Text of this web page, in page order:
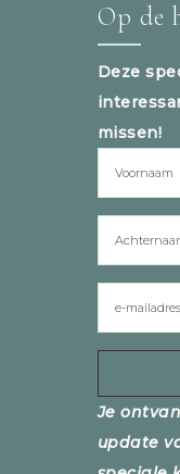
Op de
Deze
missen!
Je
update